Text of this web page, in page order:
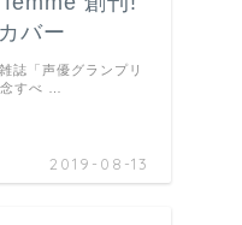
バー
2019-08-13
誌「声優グランプリ
すべ …